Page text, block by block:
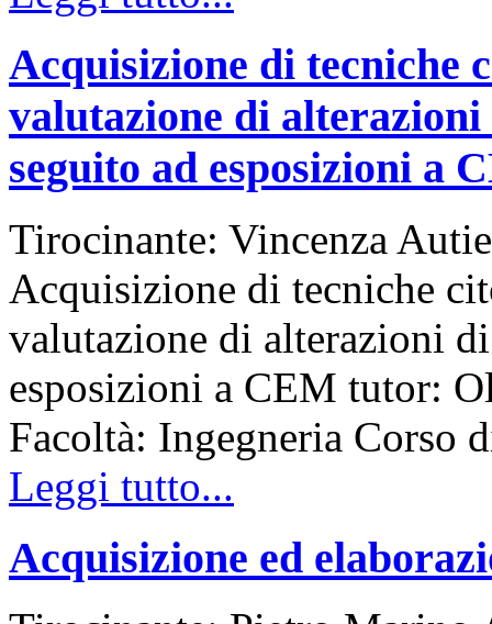
Acquisizione di tecniche
valutazione di
seguito ad esposizioni a
Tirocinante: Vincenza
Acquisizione di tecniche
valutazione di alterazioni
esposizioni a CEM tutor:
Facoltà: Ingegneria
Leggi tutto...
Acquisizione ed